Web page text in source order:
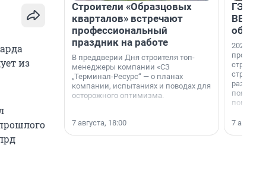
из
Строители «Образцовых
кварталов» встречают
профессиональный
праздник на работе
В преддверии Дня строителя топ-
менеджеры компании «СЗ
„Терминал-Ресурс“ — о планах
компании, испытаниях и поводах для
осторожного оптимизма.
7 августа, 18:00
ГЭС,
ВВП: в
об
2026-й —
раз. В
7